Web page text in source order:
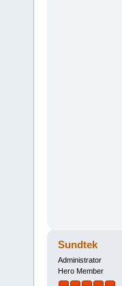
Sundtek
Administrator
Hero Member